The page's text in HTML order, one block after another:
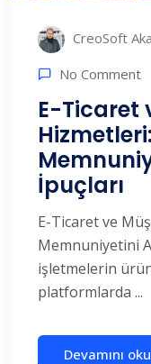
CreoSoft
No Comment
E-Ticaret
İpuçları
E-Ticaret ve
Memnuniyetini
işletmelerin
platformlarda ...
Devamını oku